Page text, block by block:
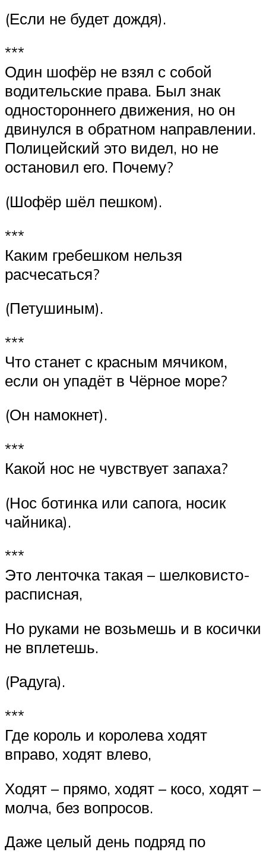
(Если не будет дождя).
***
Один шофёр не взял с собой
водительские права. Был знак
одностороннего движения, но он
двинулся в обратном направлении.
Полицейский это видел, но не
остановил его. Почему?
(Шофёр шёл пешком).
***
Каким гребешком нельзя
расчесаться?
(Петушиным).
***
Что станет с красным мячиком,
если он упадёт в Чёрное море?
(Он намокнет).
***
Какой нос не чувствует запаха?
(Нос ботинка или сапога, носик
чайника).
***
Это ленточка такая – шелковисто-
расписная,
Но руками не возьмешь и в косички
не вплетешь.
(Радуга).
***
Где король и королева ходят
вправо, ходят влево,
Ходят – прямо, ходят – косо, ходят –
молча, без вопросов.
Даже целый день подряд по